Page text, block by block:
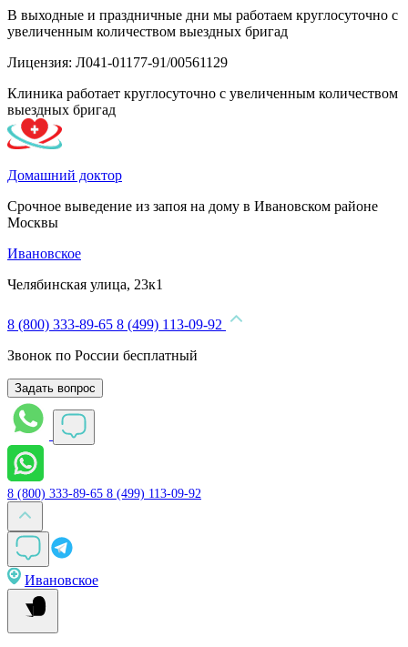
В выходные и праздничные дни мы работаем круглосуточно с
увеличенным количеством выездных бригад
Лицензия: Л041-01177-91/00561129
Клиника работает круглосуточно с увеличенным количеством
выездных бригад
Домашний доктор
Срочное выведение из запоя на дому в Ивановском районе
Москвы
Ивановское
Челябинская улица, 23к1
8 (800) 333-89-65 8 (499) 113-09-92
Звонок по России бесплатный
Задать вопрос
8 (800) 333-89-65 8 (499) 113-09-92
Ивановское